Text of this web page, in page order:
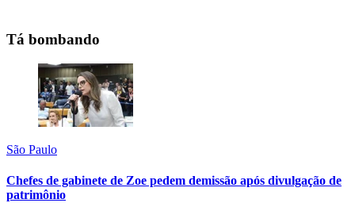
Tá bombando
São Paulo
Chefes de gabinete de Zoe pedem demissão após divulgação de
patrimônio